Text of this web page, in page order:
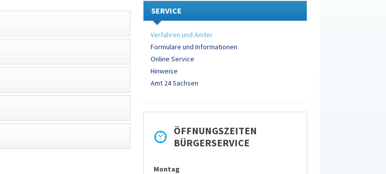
SERVICE
Verfahren und Ämter
Formulare und Informationen
Online Service
Hinweise
Amt 24 Sachsen
ÖFFNUNGSZEITEN
BÜRGERSERVICE
Montag